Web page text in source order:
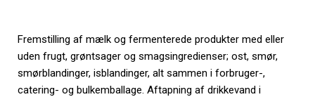
Fremstilling af mælk og fermenterede produkter med eller
uden frugt, grøntsager og smagsingredienser; ost, smør,
smørblandinger, isblandinger, alt sammen i forbruger-,
catering- og bulkemballage. Aftapning af drikkevand i